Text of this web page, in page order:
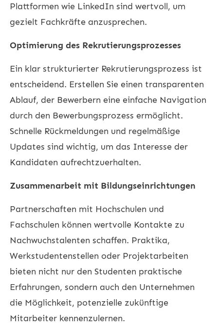
Plattformen wie LinkedIn sind wertvoll, um
gezielt Fachkräfte anzusprechen.
Optimierung des Rekrutierungsprozesses
Ein klar strukturierter Rekrutierungsprozess ist
entscheidend. Erstellen Sie einen transparenten
Ablauf, der Bewerbern eine einfache Navigation
durch den Bewerbungsprozess ermöglicht.
Schnelle Rückmeldungen und regelmäßige
Updates sind wichtig, um das Interesse der
Kandidaten aufrechtzuerhalten.
Zusammenarbeit mit Bildungseinrichtungen
Partnerschaften mit Hochschulen und
Fachschulen können wertvolle Kontakte zu
Nachwuchstalenten schaffen. Praktika,
Werkstudentenstellen oder Projektarbeiten
bieten nicht nur den Studenten praktische
Erfahrungen, sondern auch den Unternehmen
die Möglichkeit, potenzielle zukünftige
Mitarbeiter kennenzulernen.